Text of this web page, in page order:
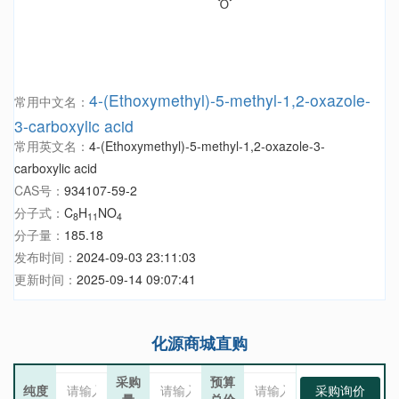
常用中文名： 4-(Ethoxymethyl)-5-methyl-1,2-oxazole-
3-carboxylic acid
常用英文名： 4-(Ethoxymethyl)-5-methyl-1,2-oxazole-3-
carboxylic acid
CAS号： 934107-59-2
分子式： C8H11 NO4
分子量： 185.18
发布时间： 2024-09-03 23:11:03
更新时间： 2025-09-14 09:07:41
化源商城直购
纯度
采购
预算
采购询价